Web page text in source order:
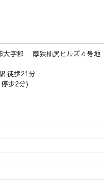
大字郡 厚狭杣尻ヒルズ４号地
徒歩21分
歩2分)